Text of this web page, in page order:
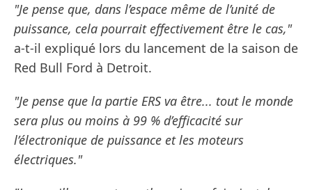
"Je pense que, dans l’espace même de l’unité de
puissance, cela pourrait effectivement être le cas,"
a-t-il expliqué lors du lancement de la saison de
Red Bull Ford à Detroit.
"Je pense que la partie ERS va être... tout le monde
sera plus ou moins à 99 % d’efficacité sur
l’électronique de puissance et les moteurs
électriques."